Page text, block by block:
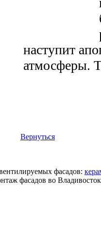
наступит
атмосферы.
Вернуться
фасадов:
фасадов во